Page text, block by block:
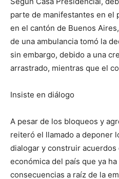
parte de manifestantes en el
en el cantón de Buenos
de una ambulancia tomó la
sin embargo, debido a una
arrastrado, mientras que el
Insiste en diálogo
A pesar de los bloqueos y
reiteró el llamado a deponer
dialogar y construir
económica del país que ya
consecuencias a raíz de la